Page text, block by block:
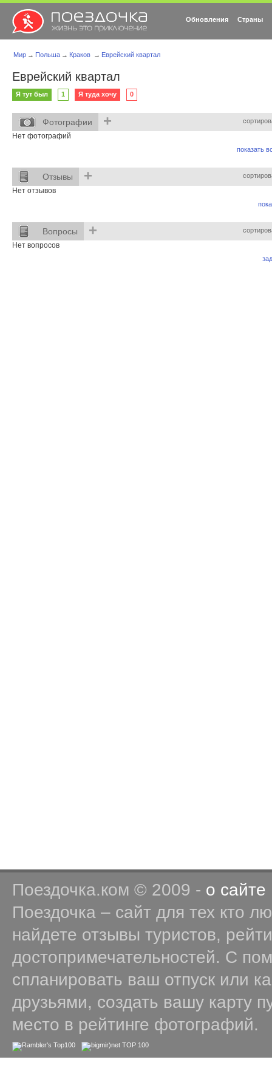
Обновления Страны
Мир → Польша → Краков → Еврейский квартал
Еврейский квартал
Я тут был 1 Я туда хочу 0
Фотографии +
Нет фотографий
показать
Отзывы +
Нет отзывов
Вопросы +
Нет вопросов
Поездочка.ком © 2009 - о сайте
Поездочка – сайт для тех кто
найдете отзывы туристов,
достопримечательностей. С
спланировать ваш отпуск или
друзьями, создать вашу карту
место в рейтинге фотографий.